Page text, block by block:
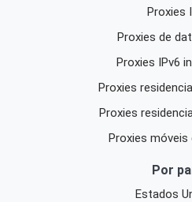
Proxies
Proxies de
Proxies IPv6
Proxies
Proxies
Proxies móveis
Por
Estados